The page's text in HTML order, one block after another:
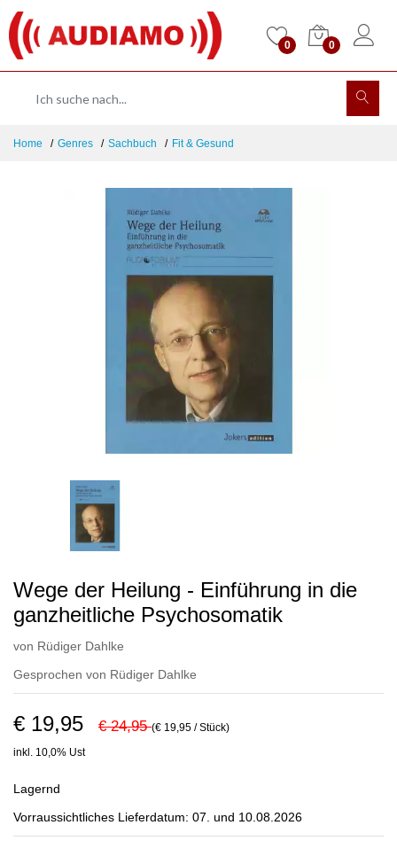
0 0
Home Genres Sachbuch Fit & Gesund
Wege der Heilung - Einführung in die
ganzheitliche Psychosomatik
von Rüdiger Dahlke
Gesprochen von Rüdiger Dahlke
€ 19,95 € 24,95(€ 19,95 / Stück)
inkl. 10,0% Ust
Lagernd
Vorraussichtliches Lieferdatum: 07. und 10.08.2026